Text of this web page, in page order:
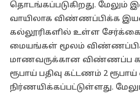
தொடங்கப்படுகிறது.
வாயிலாக விண்ணப்பிக்க
கல்லூரிகளில் உள்ள
மையங்கள் மூலம்
மாணவருக்கான விண்ணப்ப
ரூபாய் பதிவு கட்டணம் 2
நிர்ணயிக்கப்பட்டுள்ளது.